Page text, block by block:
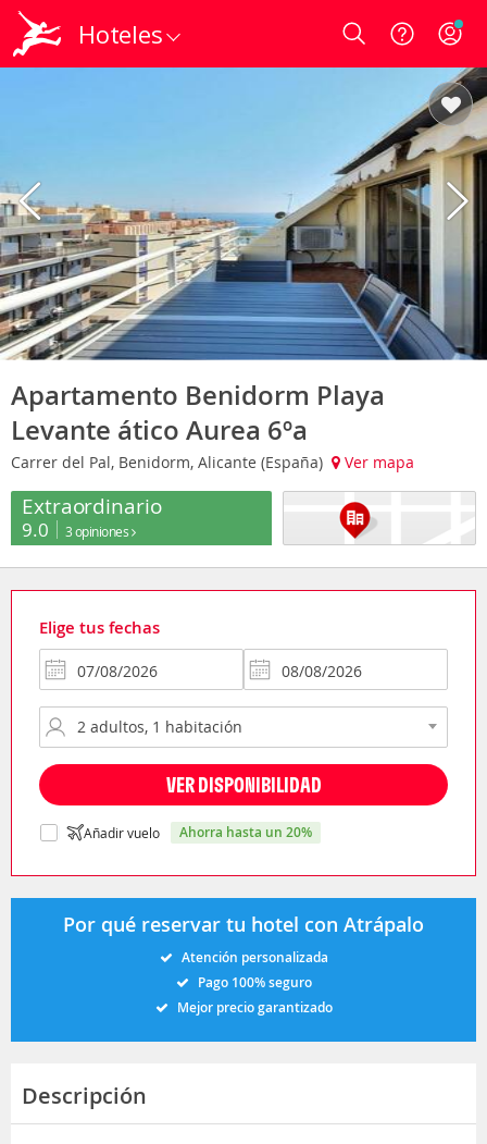
Hoteles Login
Apartamento Benidorm Playa
Levante ático Aurea 6ºa
Carrer del Pal, Benidorm, Alicante (España) Ver mapa
Extraordinario
9.0 3 opiniones
Elige tus fechas
VER DISPONIBILIDAD
Añadir vuelo ahorra hasta un 20%
Por qué reservar tu hotel con Atrápalo
Atención personalizada
Pago 100% seguro
Mejor precio garantizado
Descripción